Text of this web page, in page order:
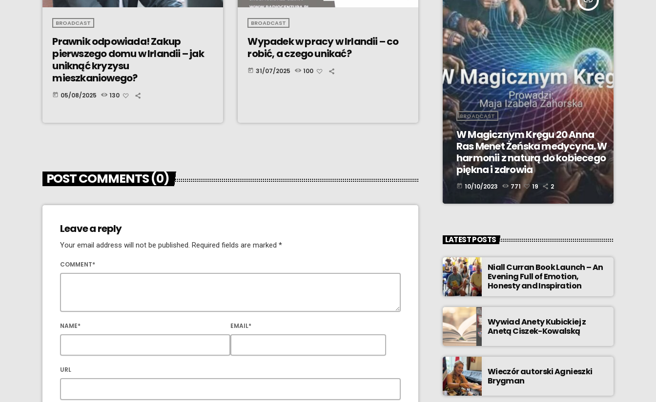
BROADCAST
Prawnik odpowiada! Zakup
pierwszego domu w Irlandii – jak
uniknąć kryzysu
mieszkaniowego?
today 05/08/2025 130
BROADCAST
Wypadek w pracy w Irlandii – co
robić, a czego unikać?
today 31/07/2025 100
POST COMMENTS (0)
Leave a reply
Your email address will not be published. Required fields are marked *
COMMENT*
NAME* EMAIL*
URL
BROADCAST
W Magicznym Kręgu 20 Anna
Ras Menet Żeńska medycyna. W
harmonii z naturą do kobiecego
piękna i zdrowia
today 10/10/2023 771 19 2
LATEST POSTS
Niall Curran Book Launch – An
Evening Full of Emotion,
Honesty and Inspiration
Wywiad Anety Kubickiej z
Anetą Ciszek-Kowalską
Wieczór autorski Agnieszki
Brygman